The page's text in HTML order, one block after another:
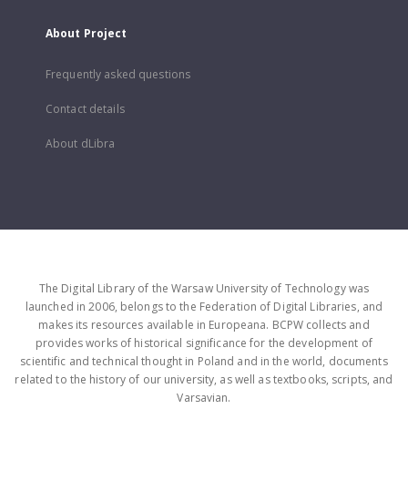
About Project
Frequently asked questions
Contact details
About dLibra
The Digital Library of the Warsaw University of Technology was
launched in 2006, belongs to the Federation of Digital Libraries, and
makes its resources available in Europeana. BCPW collects and
provides works of historical significance for the development of
scientific and technical thought in Poland and in the world, documents
related to the history of our university, as well as textbooks, scripts, and
Varsavian.